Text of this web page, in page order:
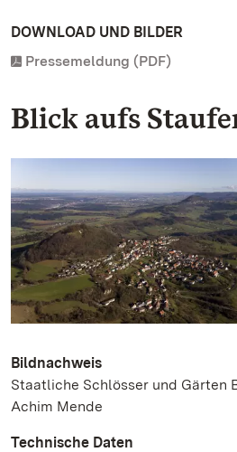
DOWNLOAD UND BILDER
Pressemeldung (PDF)
Blick aufs
Bildnachweis
Staatliche Schlösser und Gärten
Achim Mende
Technische Daten